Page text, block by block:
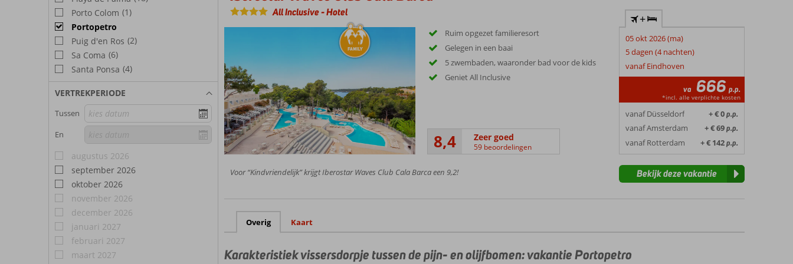
Porto Colom (1)
Portopetro
Puig d'en Ros (2)
Sa Coma (6)
Santa Ponsa (4)
VERTREKPERIODE
Tussen
En
augustus 2026
september 2026
oktober 2026
november 2026
december 2026
januari 2027
februari 2027
maart 2027
wordt er in Portopetro zelf een avondmarkt gehouden. Vanuit de badplaats is het huren van een auto leuk voor wie graag het eiland
ontdekken. Ga bijvoorbeeld in de directe omgeving naar de grotten van Drach of bezoek de bijzondere botanische tuin Botanicactus. Iets
verder weg, maar zeker de moeite waard, is het schiereiland Formentor, het treintje bij Soller, de diverse waterparken en natuurlijk de
eilandhoofstad Palma de Mallorca. Je vakantie in Portopetro deel je gemakkelijk met leuke activiteiten van je smaak in.
All Inclusive-Hotel
Ruim opgezet familieresort
Gelegen in een baai
5 zwembaden, waaronder bad voor de kids
Geniet All Inclusive
8,4 Zeer goed
59 beoordelingen
+
05 okt 2026 (ma)
5 dagen (4 nachten)
vanaf Eindhoven
va 666 p.p.
*incl. alle verplichte kosten
vanaf Düsseldorf + € 0p.p.
vanaf Amsterdam + € 69p.p.
vanaf Rotterdam + € 142p.p.
Voor “Kindvriendelijk” krijgt Iberostar Waves Club Cala Barca een 9,2! Bekijk deze vakantie
Overig Kaart
Karakteristiek vissersdorpje tussen de pijn- en olijfbomen: vakantie Portopetro